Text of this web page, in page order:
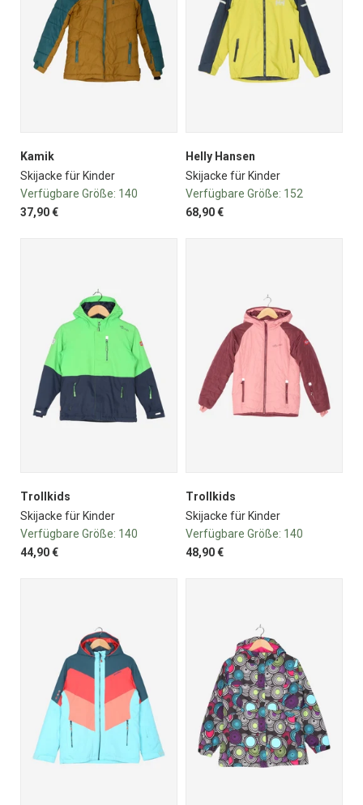
Kamik
Skijacke für Kinder
Verfügbare Größe: 140
37,90 €
Helly Hansen
Skijacke für Kinder
Verfügbare Größe: 152
68,90 €
Trollkids
Skijacke für Kinder
Verfügbare Größe: 140
44,90 €
Trollkids
Skijacke für Kinder
Verfügbare Größe: 140
48,90 €